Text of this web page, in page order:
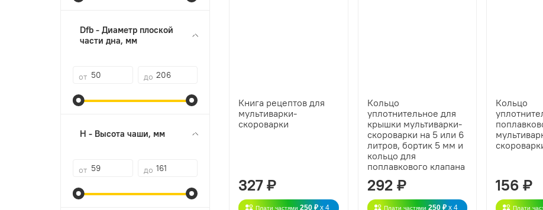
Книга рецептов для
мультиварки-
скороварки
327 ₽
Плати частями 250 ₽ x 4
Кольцо
уплотнительное для
крышки мультиварки-
скороварки на 5 или 6
литров, бортик 5 мм и
кольцо для
поплавкового клапана
292 ₽
Плати частями250 ₽ x 4
Кольцо
156 ₽
Плати
Dfb - Диаметр плоской
части дна, мм
от до
H - Высота чаши, мм
от до